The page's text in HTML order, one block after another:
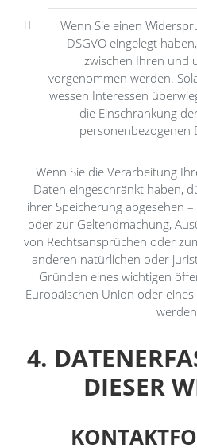
Wenn Sie einen
DSGVO eingelegt
zwischen Ihren und
vorgenommen werden.
wessen Interessen
die Einschränkung
personenbezogenen
Wenn Sie die Verarbeitung
Daten eingeschränkt haben,
ihrer Speicherung abgesehen
oder zur Geltendmachung,
von Rechtsansprüchen oder
anderen natürlichen oder
Gründen eines wichtigen
Europäischen Union oder
4.
DIESER